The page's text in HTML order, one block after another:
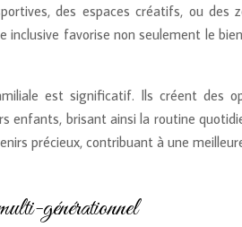
des espaces créatifs, ou des
inclusive favorise non seulement le
est significatif. Ils créent des
enfants, brisant ainsi la routine
précieux, contribuant à une
générationnel